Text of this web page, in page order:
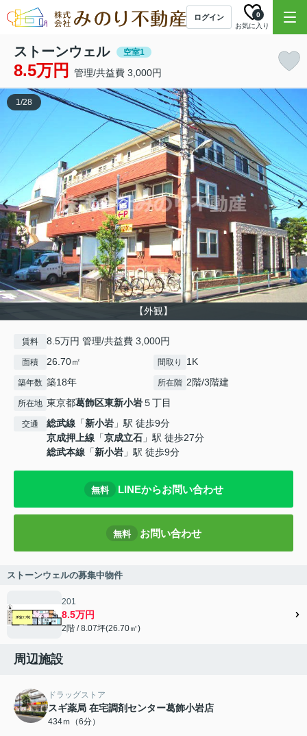
ログイン
お気に入り
0
ストーンウェル 空室1
8.5万円 管理/共益費 3,000円
【外観】
1/28
賃料 8.5万円 管理/共益費 3,000円
面積 26.70㎡ 間取り 1K
築年数 築18年 所在階 2階/3階建
所在地 東京都葛飾区東新小岩５丁目
交通 総武線 「新小岩 」駅 徒歩9分
京成押上線 「京成立石 」駅 徒歩27分
総武本線 「新小岩 」駅 徒歩9分
無料 LINEからお問い合わせ
無料 お問い合わせ
ストーンウェルの募集中物件
201
8.5万円
2階 / 8.07坪(26.70㎡)
周辺施設
ドラッグストア
スギ薬局 在宅調剤センター葛飾小岩店
434ｍ（6分）